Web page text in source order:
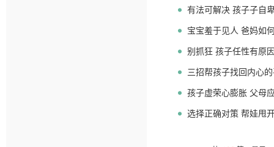
有法可解决 孩子子自
宝宝羞于见人 爸妈如
别抓狂 孩子任性有原
三招帮孩子找回内心
孩子虚荣心膨胀 父母
选择正确对策 帮娃甩